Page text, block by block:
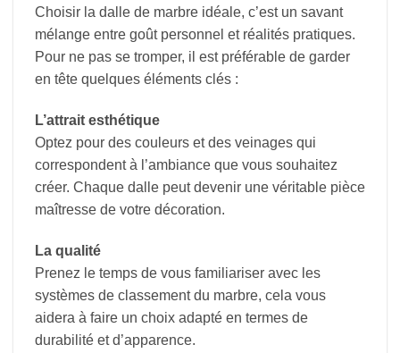
Choisir la dalle de marbre idéale, c’est un savant
mélange entre goût personnel et réalités pratiques.
Pour ne pas se tromper, il est préférable de garder
en tête quelques éléments clés :
L’attrait esthétique
Optez pour des couleurs et des veinages qui
correspondent à l’ambiance que vous souhaitez
créer. Chaque dalle peut devenir une véritable pièce
maîtresse de votre décoration.
La qualité
Prenez le temps de vous familiariser avec les
systèmes de classement du marbre, cela vous
aidera à faire un choix adapté en termes de
durabilité et d’apparence.